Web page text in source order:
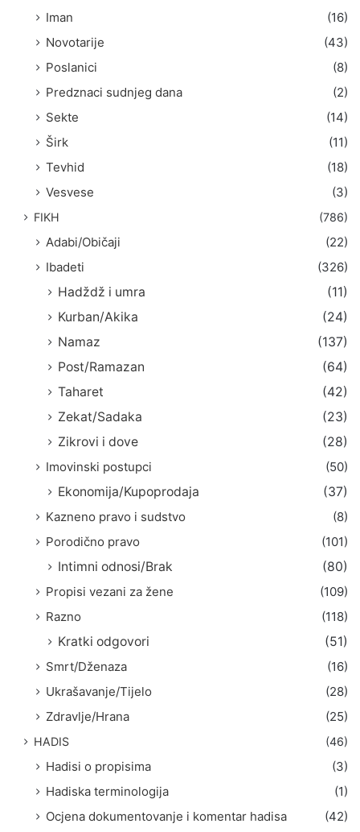
Iman
(16)
Novotarije
(43)
Poslanici
(8)
Predznaci sudnjeg dana
(2)
Sekte
(14)
Širk
(11)
Tevhid
(18)
Vesvese
(3)
FIKH (786)
Adabi/Običaji
(22)
Ibadeti
(326)
Hadždž i umra
(11)
Kurban/Akika
(24)
Namaz
(137)
Post/Ramazan
(64)
Taharet
(42)
Zekat/Sadaka
(23)
Zikrovi i dove
(28)
Imovinski postupci
(50)
Ekonomija/Kupoprodaja
(37)
Kazneno pravo i sudstvo
(8)
Porodično pravo
(101)
Intimni odnosi/Brak
(80)
Propisi vezani za žene
(109)
Razno
(118)
Kratki odgovori
(51)
Smrt/Dženaza
(16)
Ukrašavanje/Tijelo
(28)
Zdravlje/Hrana
(25)
HADIS (46)
Hadisi o propisima
(3)
Hadiska terminologija
(1)
Ocjena dokumentovanje i komentar hadisa
(42)